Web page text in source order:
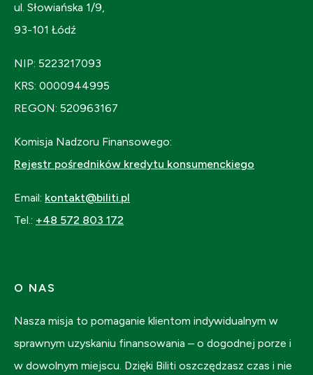
ul. Słowiańska 1/9,
93-101 Łódź
NIP: 5223217093
KRS: 0000944995
REGON: 520963167
Komisja Nadzoru Finansowego:
Rejestr pośredników kredytu konsumenckiego
Email: kontakt@biliti.pl
Tel.: +48 572 803 172
O NAS
Nasza misja to pomaganie klientom indywidualnym w
sprawnym uzyskaniu finansowania – o dogodnej porze i
w dowolnym miejscu. Dzięki Biliti oszczędzasz czas i nie